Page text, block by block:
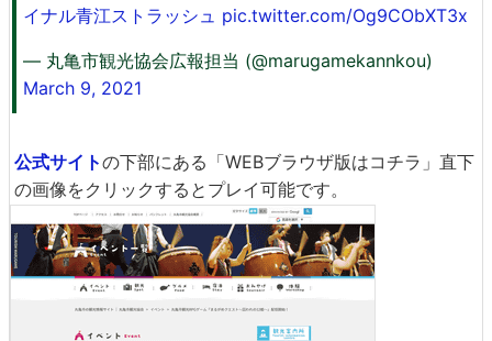
イナル青江ストラッシュ pic.twitter.com/Og9CObXT3x
— 丸亀市観光協会広報担当 (@marugamekannkou)
March 9, 2021
公式サイトの下部にある「WEBブラウザ版はコチラ」直下
の画像をクリックするとプレイ可能です。